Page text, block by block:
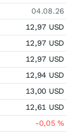
04.08.26
12,97 USD
12,97 USD
12,97 USD
12,94 USD
13,00 USD
12,61 USD
-0,05%